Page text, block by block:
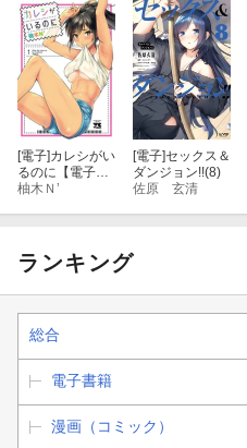
[電子]カレシがい
るのに【電子単
行本】 1
柚木Ｎ’
[電子]セックス＆
ダンジョン!!(8)
佐原 玄清
ランキング
総合
電子書籍
漫画（コミック）